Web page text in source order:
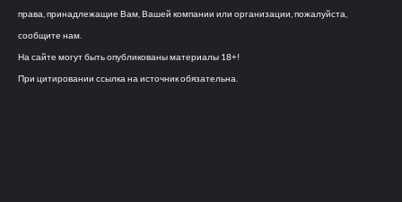
права, принадлежащие Вам, Вашей компании или организации, пожалуйста,
сообщите нам.
На сайте могут быть опубликованы материалы 18+!
При цитировании ссылка на источник обязательна.